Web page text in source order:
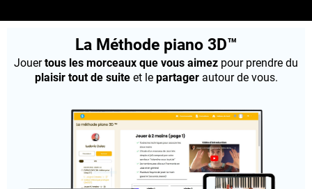
La Méthode piano 3D™
Jouertous les morceaux que vous aimez pour prendre du
plaisir tout de suiteet le partagerautour de vous.